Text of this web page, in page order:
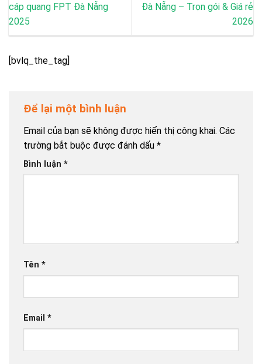
cáp quang FPT Đà Nẵng
2025
Đà Nẵng – Trọn gói & Giá rẻ
2026
[bvlq_the_tag]
Để lại một bình luận
Email của bạn sẽ không được hiển thị công khai. Các
trường bắt buộc được đánh dấu *
Bình luận *
Tên *
Email *